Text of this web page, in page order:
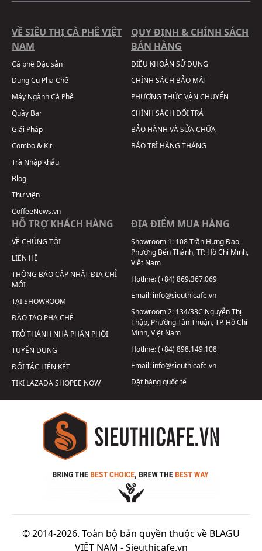
VỀ SIÊU THỊ CÀ PHÊ VIỆT
NAM
Cà phê Đặc sản
Dụng Cụ Pha Chế
Máy Ngành Cà Phê
Quầy Bar
Giải Pháp
Combo & Kit
Trà Nhập khẩu
Blog
Thư viện
CoffeeNews.vn
QUY ĐỊNH & CHÍNH SÁCH
BÁN HÀNG
ĐIỀU KHOẢN SỬ DỤNG
CHÍNH SÁCH BẢO MẬT
PHƯƠNG THỨC VẬN CHUYỂN
CHÍNH SÁCH ĐỔI TRẢ
BẢO HÀNH VÀ SỬA CHỮA
BẢO TRÌ HÀNG THÁNG
HỖ TRỢ KHÁCH HÀNG
VỀ CHÚNG TÔI
LIÊN HỆ
THÔNG BÁO CẬP NHẬT ĐỊA CHỈ
MỚI
TẠI SHOWROOM
ĐÀO TẠO PHA CHẾ
TRỞ THÀNH NHÀ PHÂN PHỐI
TUYỂN DỤNG
ĐỐI TÁC LIÊN KẾT
TIKI LAZADASHOPEE NOW
ĐỊA ĐIỂM MUA HÀNG
Showroom 1: 108 Trần Hưng Đạo,
Phường Bến Thành, TP. Hồ Chí Minh,
Việt Nam
Hotline:(+84) 869.367.069
Email: info@sieuthicafe.vn
Showroom 2: 134/33C Nguyễn Thị
Thập, Phường Tân Thuận, TP. Hồ Chí
Minh, Việt Nam
Hotline:(+84) 898.149.108
Email: info@sieuthicafe.vn
Đặt hàng quốc tế
© 2014-2026. Toàn bộ bản quyền thuộc về BLAGU
VIỆT NAM -Sieuthicafe.vn